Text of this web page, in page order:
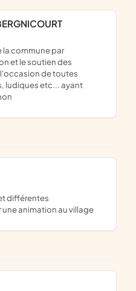
et le soutien des
de toutes
ludiques etc... ayant
animation au village